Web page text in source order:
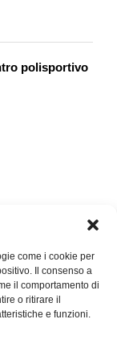
come i cookie per
Il consenso a
il comportamento di
o ritirare il
e funzioni.
polisportivo